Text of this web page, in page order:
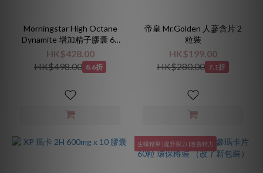
Morningstar High Octane
Dynamite 增加精子膠囊 60
粒
HK$428.00
HK$498.00 8.6折
帝皇 Mr.Golden 人蔘含片 2
粒裝
HK$199.00
HK$280.00 7.1折
生蠔精華 |提升耐力 |改善精力